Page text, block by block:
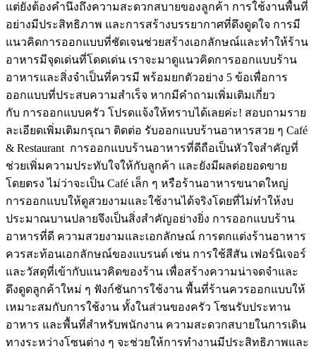
แต่ยังต้องคำนึงถึงความสะดวกสบายของลูกค้า การใช้งานพื้นที่
อย่างมีประสิทธิภาพ และการสร้างบรรยากาศที่ดึงดูดใจ การมี
แนวคิดการออกแบบที่ชัดเจนช่วยสร้างเอกลักษณ์และทำให้ร้าน
อาหารมีจุดเด่นที่โดดเด่น เราจะมาดูแนวคิดการออกแบบร้าน
อาหารและสิ่งจำเป็นที่ควรมี พร้อมยกตัวอย่าง 5 ข้อเพื่อการ
ออกแบบที่ประสบความสำเร็จ หากมีคำถามเพิ่มเติมเกี่ยว
กับ การออกแบบครัว โปรดแจ้งให้ทราบได้เลยค่ะ! สอบถามราย
ละเอียดเพิ่มเติมกรุณา ติดต่อ รับออกแบบร้านอาหารสวย ๆ Café
& Restaurant การออกแบบร้านอาหารที่ดีถือเป็นหัวใจสำคัญที่
ช่วยเพิ่มความประทับใจให้กับลูกค้า และยังมีผลต่อยอดขาย
โดยตรง ไม่ว่าจะเป็น Café เล็ก ๆ หรือร้านอาหารขนาดใหญ่
การออกแบบให้ดูสวยงามและใช้งานได้จริงโดยที่ไม่ทำให้งบ
ประมาณบานปลายจึงเป็นสิ่งสำคัญอย่างยิ่ง การออกแบบร้าน
อาหารที่ดี ความสวยงามและเอกลักษณ์ การตกแต่งร้านอาหาร
ควรสะท้อนเอกลักษณ์ของแบรนด์ เช่น การใช้สีสัน เฟอร์นิเจอร์
และวัสดุที่เข้ากับแนวคิดของร้าน เพื่อสร้างความน่าจดจำและ
ดึงดูดลูกค้าใหม่ ๆ ฟังก์ชันการใช้งาน พื้นที่ร้านควรออกแบบให้
เหมาะสมกับการใช้งาน ทั้งในส่วนของครัว โซนรับประทาน
อาหาร และพื้นที่สำหรับพนักงาน ความสะดวกสบายในการเดิน
ทางระหว่างโซนต่าง ๆ จะช่วยให้การทำงานมีประสิทธิภาพและ